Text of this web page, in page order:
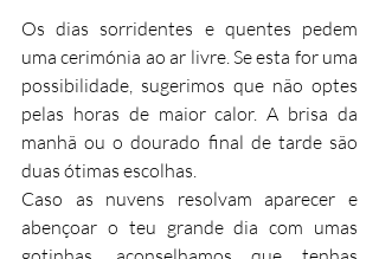
Os dias sorridentes e quentes pedem
uma cerimónia ao ar livre. Se esta for uma
possibilidade, sugerimos que não optes
pelas horas de maior calor. A brisa da
manhã ou o dourado final de tarde são
duas ótimas escolhas.
Caso as nuvens resolvam aparecer e
abençoar o teu grande dia com umas